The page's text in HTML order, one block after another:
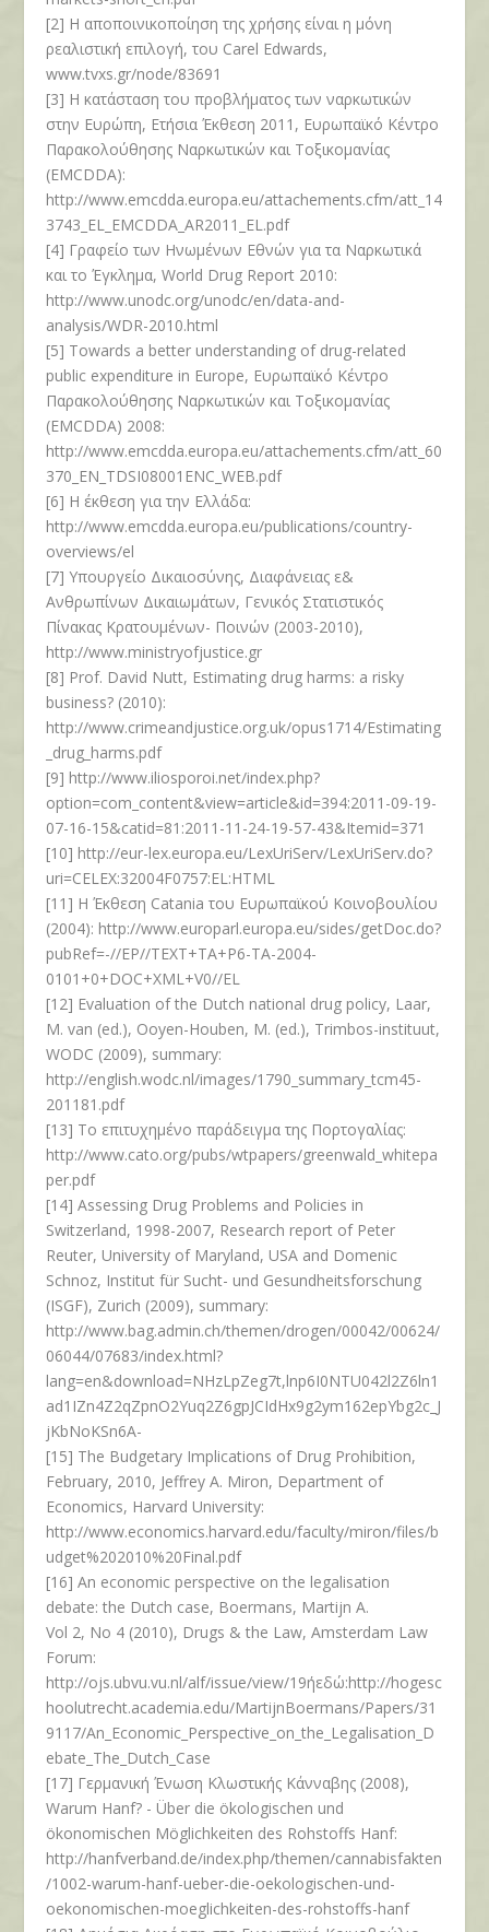
[2] Η αποποινικοποίηση της χρήσης είναι η μόνη
ρεαλιστική επιλογή, του Carel Edwards,
www.tvxs.gr/node/83691
[3] Η κατάσταση του προβλήματος των ναρκωτικών
στην Ευρώπη, Ετήσια Έκθεση 2011, Ευρωπαϊκό Κέντρο
Παρακολούθησης Ναρκωτικών και Τοξικομανίας
(EMCDDA):
http://www.emcdda.europa.eu/attachements.cfm/att_14
3743_EL_EMCDDA_AR2011_EL.pdf
[4] Γραφείο των Ηνωμένων Εθνών για τα Ναρκωτικά
και το Έγκλημα, World Drug Report 2010:
http://www.unodc.org/unodc/en/data-and-
analysis/WDR-2010.html
[5] Towards a better understanding of drug-related
public expenditure in Europe, Ευρωπαϊκό Κέντρο
Παρακολούθησης Ναρκωτικών και Τοξικομανίας
(EMCDDA) 2008:
http://www.emcdda.europa.eu/attachements.cfm/att_60
370_EN_TDSI08001ENC_WEB.pdf
[6] Η έκθεση για την Ελλάδα:
http://www.emcdda.europa.eu/publications/country-
overviews/el
[7] Υπουργείο Δικαιοσύνης, Διαφάνειας ε&
Ανθρωπίνων Δικαιωμάτων, Γενικός Στατιστικός
Πίνακας Κρατουμένων- Ποινών (2003-2010),
http://www.ministryofjustice.gr
[8] Prof. David Nutt, Estimating drug harms: a risky
business? (2010):
http://www.crimeandjustice.org.uk/opus1714/Estimating
_drug_harms.pdf
[9] http://www.iliosporoi.net/index.php?
option=com_content&view=article&id=394:2011-09-19-
07-16-15&catid=81:2011-11-24-19-57-43&Itemid=371
[10] http://eur-lex.europa.eu/LexUriServ/LexUriServ.do?
uri=CELEX:32004F0757:EL:HTML
[11] Η Έκθεση Catania του Ευρωπαϊκού Κοινοβουλίου
(2004): http://www.europarl.europa.eu/sides/getDoc.do?
pubRef=-//EP//TEXT+TA+P6-TA-2004-
0101+0+DOC+XML+V0//EL
[12] Evaluation of the Dutch national drug policy, Laar,
M. van (ed.), Ooyen-Houben, M. (ed.), Trimbos-instituut,
WODC (2009), summary:
http://english.wodc.nl/images/1790_summary_tcm45-
201181.pdf
[13] Το επιτυχημένο παράδειγμα της Πορτογαλίας:
http://www.cato.org/pubs/wtpapers/greenwald_whitepa
per.pdf
[14] Assessing Drug Problems and Policies in
Switzerland, 1998-2007, Research report of Peter
Reuter, University of Maryland, USA and Domenic
Schnoz, Institut für Sucht- und Gesundheitsforschung
(ISGF), Zurich (2009), summary:
http://www.bag.admin.ch/themen/drogen/00042/00624/
06044/07683/index.html?
lang=en&download=NHzLpZeg7t,lnp6I0NTU042l2Z6ln1
ad1IZn4Z2qZpnO2Yuq2Z6gpJCIdHx9g2ym162epYbg2c_J
jKbNoKSn6A-
[15] The Budgetary Implications of Drug Prohibition,
February, 2010, Jeffrey A. Miron, Department of
Economics, Harvard University:
http://www.economics.harvard.edu/faculty/miron/files/b
udget%202010%20Final.pdf
[16] An economic perspective on the legalisation
debate: the Dutch case, Boermans, Martijn A.
Vol 2, No 4 (2010), Drugs & the Law, Amsterdam Law
Forum:
http://ojs.ubvu.vu.nl/alf/issue/view/19ήεδώ:http://hogesc
hoolutrecht.academia.edu/MartijnBoermans/Papers/31
9117/An_Economic_Perspective_on_the_Legalisation_D
ebate_The_Dutch_Case
[17] Γερμανική Ένωση Κλωστικής Κάνναβης (2008),
Warum Hanf? - Über die ökologischen und
ökonomischen Möglichkeiten des Rohstoffs Hanf:
http://hanfverband.de/index.php/themen/cannabisfakten
/1002-warum-hanf-ueber-die-oekologischen-und-
oekonomischen-moeglichkeiten-des-rohstoffs-hanf